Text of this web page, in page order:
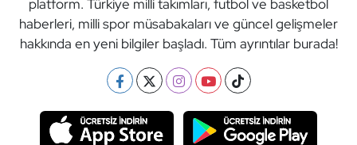
platform. Türkiye milli takımları, futbol ve basketbol
haberleri, milli spor müsabakaları ve güncel gelişmeler
hakkında en yeni bilgiler başladı. Tüm ayrıntılar burada!